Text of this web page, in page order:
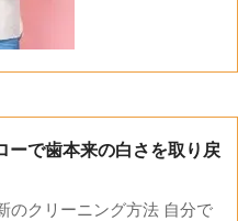
ーで歯本来の白さを取り戻
のクリーニング方法 自分で